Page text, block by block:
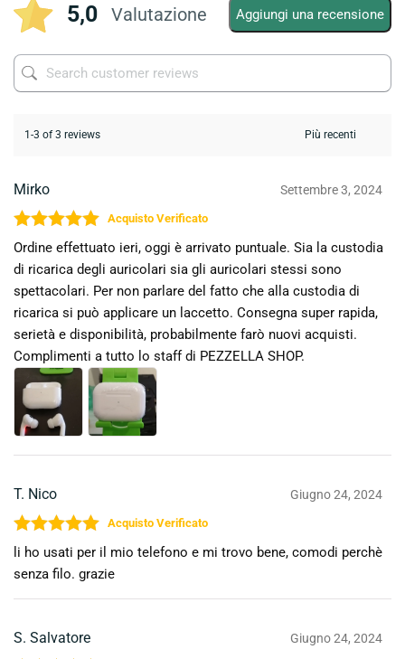
5,0 Valutazione Aggiungi una recensione
1-3 of 3 reviews
Mirko Settembre 3, 2024
Valutato5su 5
Ordine effettuato ieri, oggi è arrivato puntuale. Sia la custodia
di ricarica degli auricolari sia gli auricolari stessi sono
spettacolari. Per non parlare del fatto che alla custodia di
ricarica si può applicare un laccetto. Consegna super rapida,
serietà e disponibilità, probabilmente farò nuovi acquisti.
Complimenti a tutto lo staff di PEZZELLA SHOP.
T. Nico Giugno 24, 2024
Valutato 5su 5
li ho usati per il mio telefono e mi trovo bene, comodi perchè
senza filo. grazie
S. Salvatore Giugno 24, 2024